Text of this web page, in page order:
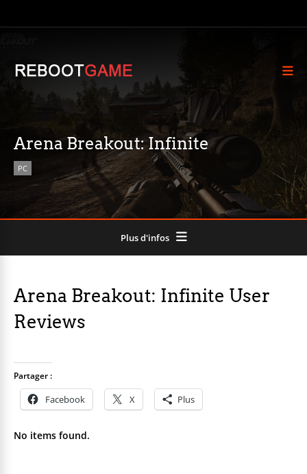
Arena Breakout: Infinite
PC
Plus d'infos
Arena Breakout: Infinite User
Reviews
Partager :
Facebook X Plus
No items found.